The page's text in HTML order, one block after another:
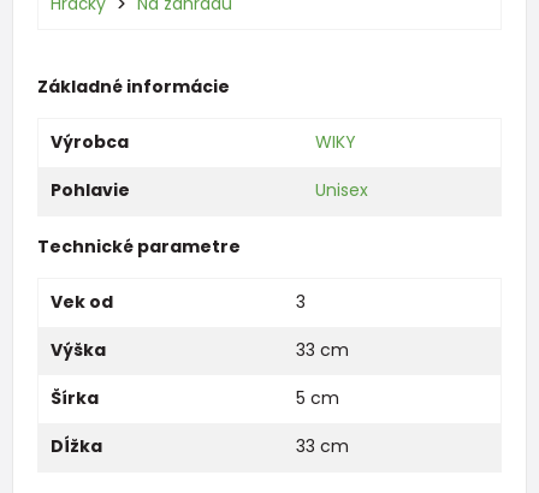
Základné informácie
Výrobca
WIKY
Pohlavie
Unisex
Technické parametre
Vek od
3
Výška
33 cm
Šírka
5 cm
Dĺžka
33 cm